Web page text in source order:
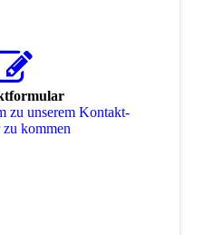
zu unserem Kon­takt­
kommen